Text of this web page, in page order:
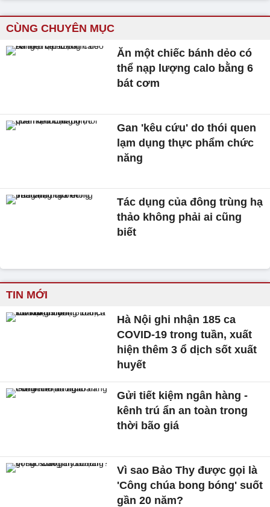
CÙNG CHUYÊN MỤC
Ăn một chiếc bánh dẻo có
thể nạp lượng calo bằng 6
bát cơm
Gan 'kêu cứu' do thói quen
lạm dụng thực phẩm chức
năng
Tác dụng của đông trùng hạ
thảo không phải ai cũng
biết
TIN MỚI
Hà Nội ghi nhận 185 ca
COVID-19 trong tuần, xuất
hiện thêm 3 ổ dịch sốt xuất
huyết
Gửi tiết kiệm ngân hàng -
kênh trú ẩn an toàn trong
thời bão giá
Vì sao Bảo Thy được gọi là
'Công chúa bong bóng' suốt
gần 20 năm?